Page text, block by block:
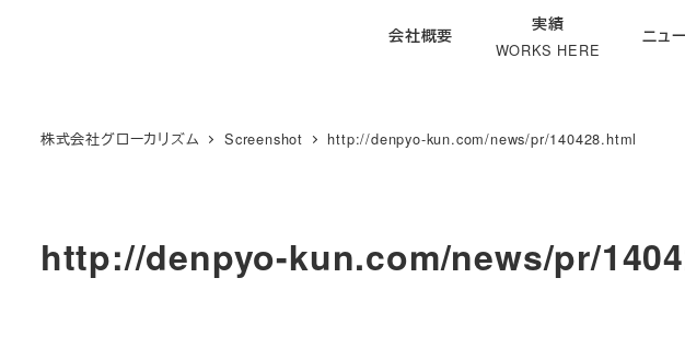
会社概要
実績
WORKS HERE
ニュ
株式会社グローカリズム Screenshot http://denpyo-kun.com/news/pr/140428.html
http://denpyo-kun.com/news/pr/